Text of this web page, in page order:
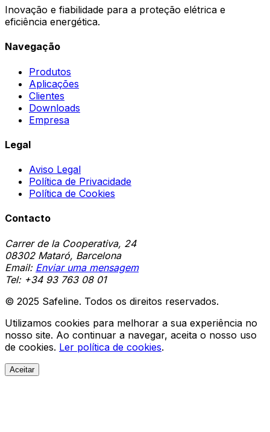
Inovação e fiabilidade para a proteção elétrica e
eficiência energética.
Navegação
Produtos
Aplicações
Clientes
Downloads
Empresa
Legal
Aviso Legal
Política de Privacidade
Política de Cookies
Contacto
Carrer de la Cooperativa, 24
08302 Mataró, Barcelona
Email: Enviar uma mensagem
Tel:+34 93 763 08 01
© 2025 Safeline. Todos os direitos reservados.
Utilizamos cookies para melhorar a sua experiência no
nosso site. Ao continuar a navegar, aceita o nosso uso
de cookies. Ler política de cookies.
Aceitar